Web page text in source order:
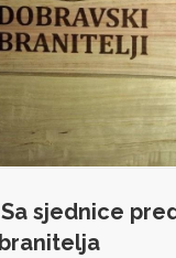
Sa sjednice
branitelja